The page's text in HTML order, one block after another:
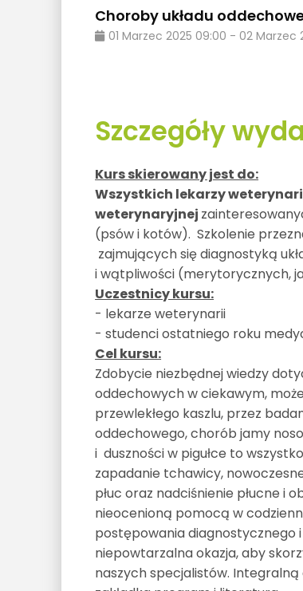
Choroby układu
01 Marzec 2025 09:00 -02 Marzec
Szczegóły
Kurs skierowany jest do:
Wszystkich lekarzy
weterynaryjnej
(psów i kotów). Szkolenie
zajmujących się diagnostyką
i wątpliwości (merytorycznych,
Uczestnicy kursu:
- lekarze weterynarii
- studenci ostatniego roku
Cel kursu:
Zdobycie niezbędnej wiedzy
oddechowych w ciekawym,
przewlekłego kaszlu, przez
oddechowego, chorób jamy
i duszności w pigułce to
zapadanie tchawicy,
płuc oraz nadciśnienie płucne i
nieocenioną pomocą w
postępowania diagnostycznego
niepowtarzalna okazja, aby
naszych specjalistów. Integralną